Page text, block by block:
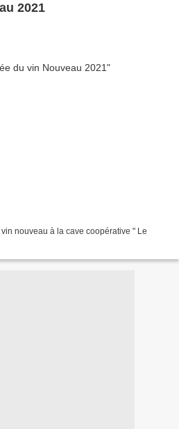
2021
nouveau à la cave coopérative " Le